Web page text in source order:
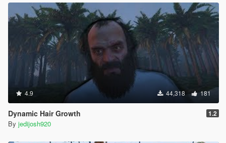
4.9 44,318 181
Dynamic Hair Growth 1.2
By jedijosh920